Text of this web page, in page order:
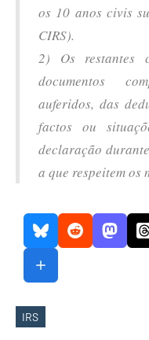
os 10 anos civis
CIRS).
2) Os restantes
documentos
auferidos, das
factos ou
declaração
a que respeitem os
Etiquetas
IRS